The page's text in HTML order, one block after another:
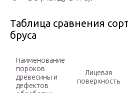
Таблица сравнения
бруса
Наименование
пороков
древесины и
дефектов
Лицевая
поверхность